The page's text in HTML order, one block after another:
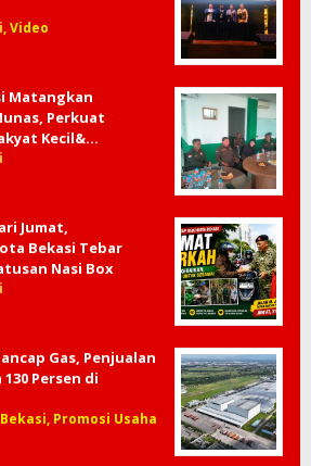
Video
Matangkan
Perkuat
Kecil&…
Jumat,
Bekasi Tebar
Nasi Box
Gas, Penjualan
Persen di
Promosi Usaha